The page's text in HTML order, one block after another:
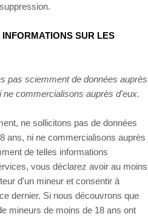
SUR LES
pas sciemment de données auprès
commercialisons auprès d'eux.
ne sollicitons pas de données
ans, ni ne commercialisons auprès
de telles informations
vous déclarez avoir au moins
d'un mineur et consentir à
dernier. Si nous découvrons que
mineurs de moins de 18 ans ont